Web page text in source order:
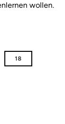
wollen.
18